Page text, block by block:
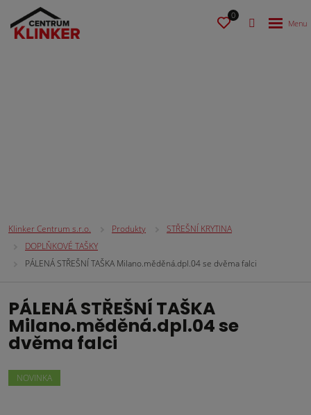
0
Klinker Centrum s.r.o. Produkty
STŘEŠNÍ KRYTINA
DOPLŇKOVÉ TAŠKY
PÁLENÁ STŘEŠNÍ TAŠKA Milano.měděná.dpl.04 se dvěma falci
PÁLENÁ STŘEŠNÍ TAŠKA
Milano.měděná.dpl.04 se
dvěma falci
NOVINKA